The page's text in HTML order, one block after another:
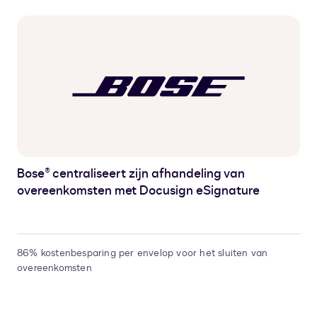
Bose® centraliseert zijn afhandeling van
overeenkomsten met Docusign eSignature
86% kostenbesparing per envelop voor het sluiten van
overeenkomsten